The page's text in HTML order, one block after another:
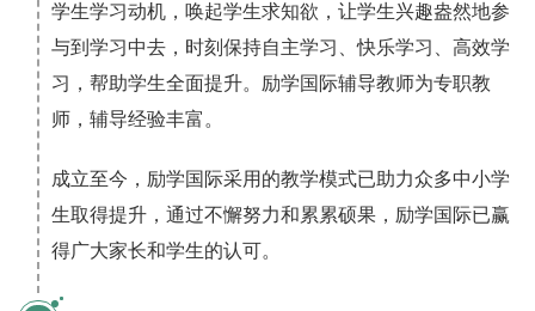
学生学习动机，唤起学生求知欲，让学生兴趣盎然地参
与到学习中去，时刻保持自主学习、快乐学习、高效学
习，帮助学生全面提升。励学国际辅导教师为专职教
师，辅导经验丰富。
成立至今，励学国际采用的教学模式已助力众多中小学
生取得提升，通过不懈努力和累累硕果，励学国际已赢
得广大家长和学生的认可。